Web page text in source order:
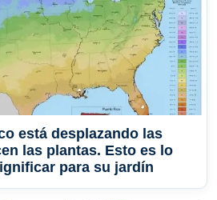
está desplazando las
las plantas. Esto es lo
para su jardín